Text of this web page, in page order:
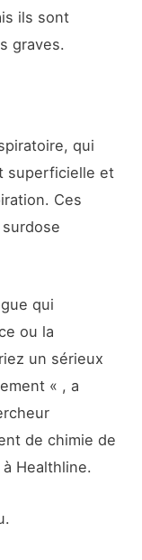
ils sont
graves.
qui
superficielle et
Ces
qui
ou la
un sérieux
« , a
de chimie de
Healthline.